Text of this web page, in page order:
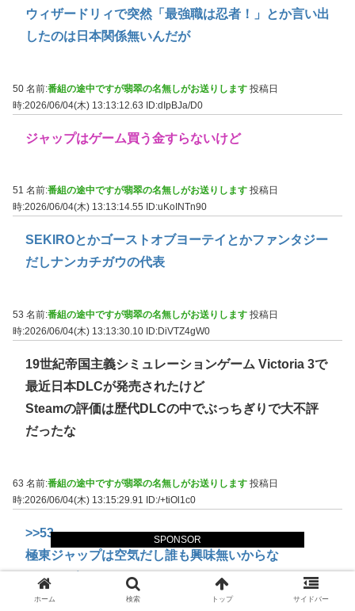
SPONSOR
ウィザードリィで突然「最強職は忍者！」とか言い出
したのは日本関係無いんだが
50 名前:番組の途中ですが翡翠の名無しがお送りします 投稿日
時:2026/06/04(木) 13:13:12.63 ID:dIpBJa/D0
ジャップはゲーム買う金すらないけど
51 名前:番組の途中ですが翡翠の名無しがお送りします 投稿日
時:2026/06/04(木) 13:13:14.55
ID:uKoINTn90
SEKIROとかゴーストオブヨーテイとかファンタジー
だしナンカチガウの代表
53 名前:番組の途中ですが翡翠の名無しがお送りします 投稿日
時:2026/06/04(木) 13:13:30.10 ID:DiVTZ4gW0
19世紀帝国主義シミュレーションゲーム Victoria 3で
最近日本DLCが発売されたけど
Steamの評価は歴代DLCの中でぶっちぎりで大不評
だったな
63 名前:番組の途中ですが翡翠の名無しがお送りします 投稿日
時:2026/06/04(木) 13:15:29.91 ID:/+tiOl1c0
>>53
極東ジャップは空気だし誰も興味無いからな
そりゃ不評だろうｗ
ホーム 検索 トップ サイドバー